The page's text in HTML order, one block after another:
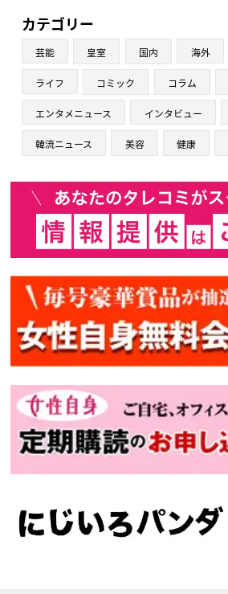
カテゴリー
芸能 皇室 国内 海外
ライフ コミック コラム
エンタメニュース インタビュー
韓流ニュース 美容 健康